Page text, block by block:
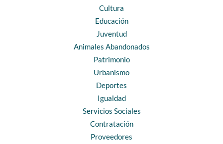
Cultura
Educación
Juventud
Animales Abandonados
Patrimonio
Urbanismo
Deportes
Igualdad
Servicios Sociales
Contratación
Proveedores